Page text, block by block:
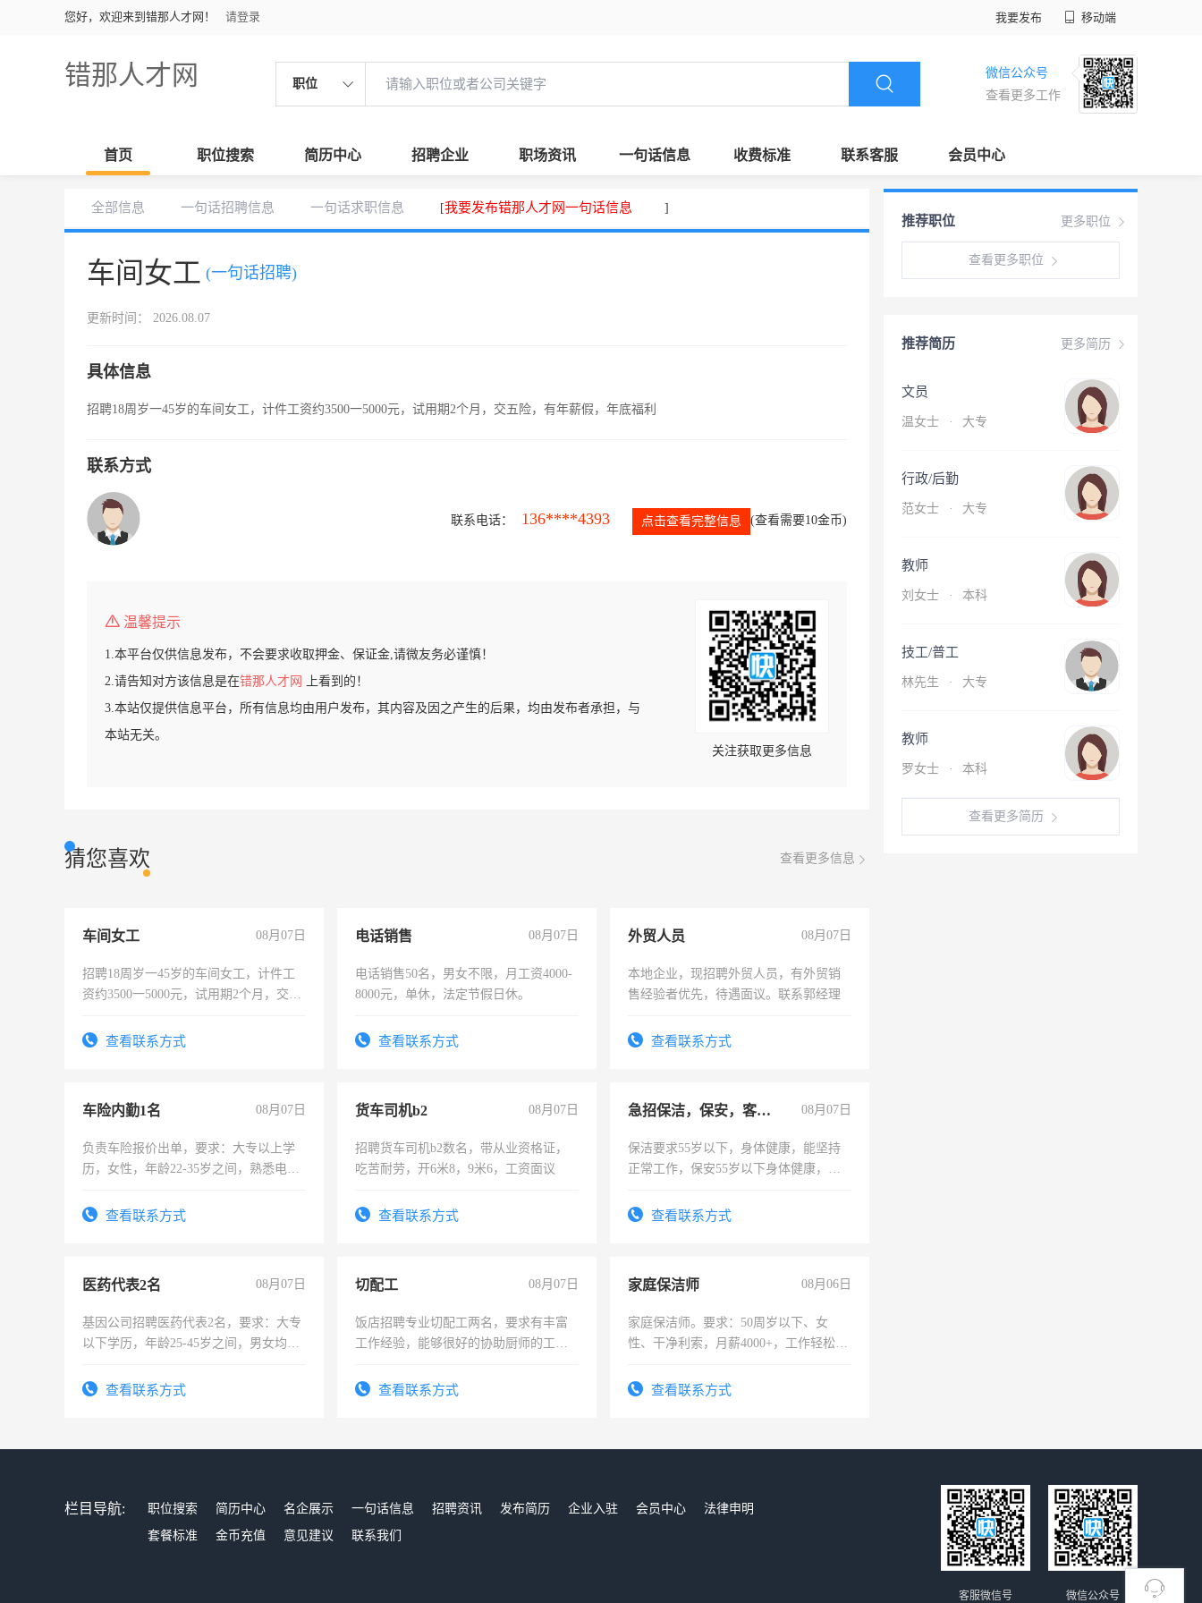
您好，欢迎来到错那人才网！ 请登录 我要发布 移动端
错那人才网 职位
微信公众号
查看更多工作
首页 职位搜索 简历中心 招聘企业 职场资讯 一句话信息 收费标准 联系客服 会员中心
全部信息 一句话招聘信息 一句话求职信息 [我要发布错那人才网一句话信息 ]
车间女工 (一句话招聘)
更新时间： 2026.08.07
具体信息
招聘18周岁一45岁的车间女工，计件工资约3500一5000元，试用期2个月，交五险，有年薪假，年底福利
联系方式
联系电话： 136****4393 点击查看完整信息 (查看需要10金币)
温馨提示
1.本平台仅供信息发布，不会要求收取押金、保证金,请微友务必谨慎！
2.请告知对方该信息是在错那人才网
上看到的！
3.本站仅提供信息平台，所有信息均由用户发布，其内容及因之产生的后果，均由发布者承担，与
本站无关。
关注获取更多信息
猜您喜欢 查看更多信息
车间女工 08月07日
招聘18周岁一45岁的车间女工，计件工
资约3500一5000元，试用期2个月，交五
查看联系方式
电话销售 08月07日
电话销售50名，男女不限，月工资4000-
8000元，单休，法定节假日休。
查看联系方式
外贸人员 08月07日
本地企业，现招聘外贸人员，有外贸销
售经验者优先，待遇面议。联系郭经理
查看联系方式
车险内勤1名 08月07日
负责车险报价出单，要求：大专以上学
历，女性，年龄22-35岁之间，熟悉电脑
试用期1-3个月，转正后交纳五险，
查看联系方式
货车司机b2 08月07日
招聘货车司机b2数名，带从业资格证，
吃苦耐劳，开6米8，9米6，工资面议
查看联系方式
急招保洁，保安，客服，工程 08月07日
保洁要求55岁以下，身体健康，能坚持
正常工作，保安55岁以下身体健康，有
录，客服要求45岁以下高中以上文化，
查看联系方式
医药代表2名 08月07日
基因公司招聘医药代表2名，要求：大专
以下学历，年龄25-45岁之间，男女均
表或者有医学资质的优先，底薪+绩效，
查看联系方式
切配工 08月07日
饭店招聘专业切配工两名，要求有丰富
工作经验，能够很好的协助厨师的工
4500。查看联系方式
家庭保洁师 08月06日
家庭保洁师。要求：50周岁以下、女
性、干净利索，月薪4000+，工作轻松，
太太等。查看联系方式
更多职位
推荐职位
查看更多职位
更多简历
推荐简历
文员
温女士 · 大专
行政/后勤
范女士 · 大专
教师
刘女士 · 本科
技工/普工
林先生 · 大专
教师
罗女士 · 本科
查看更多简历
栏目导航: 职位搜索 简历中心 名企展示 一句话信息 招聘资讯 发布简历 企业入驻 会员中心
法律申明
套餐标准
金币充值 意见建议 联系我们
微信公众号
客服微信号